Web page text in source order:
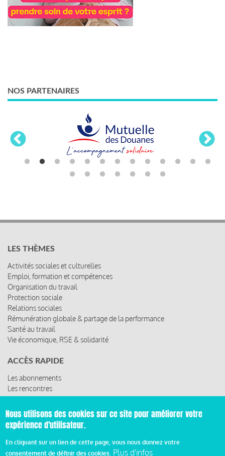
NOS PARTENAIRES
LES THÈMES
Activités sociales et culturelles
Emploi, formation et compétences
Organisation du travail
Protection sociale
Relations sociales
Rémunération globale & partage de la performance
Santé au travail
Vie économique, RSE & solidarité
ACCÈS RAPIDE
Les abonnements
Les rencontres
Les ressources
© 2019 Miroir Social - Réalisé parCafffeine
Nous utilisons des cookies sur ce site pour améliorer votre
expérience d'utilisateur.
En cliquant sur un lien de cette page, vous nous donnez votre
consentement de définir des cookies. Plus d'infos